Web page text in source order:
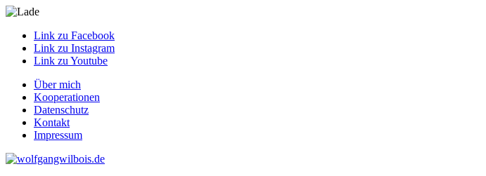
Link zu Facebook
Link zu Instagram
Link zu Youtube
Über mich
Kooperationen
Datenschutz
Kontakt
Impressum